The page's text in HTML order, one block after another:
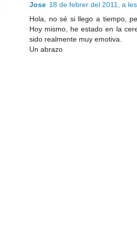
Jose 18 de febrer del 2011, a
Hola, no sé si llego a tiempo,
Hoy mismo, he estado en la
sido realmente muy emotiva.
Un abrazo